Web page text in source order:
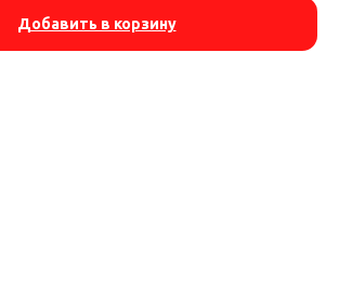
Добавить в корзину